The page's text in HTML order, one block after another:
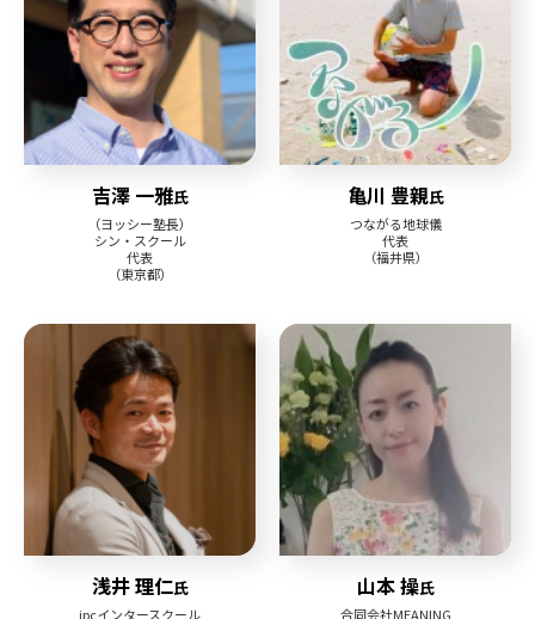
吉澤 一雅氏
（ヨッシー塾長）
シン・スクール
代表
（東京都）
亀川 豊親氏
つながる地球儀
代表
（福井県）
浅井 理仁氏
ipcインタースクール
山本 操氏
合同会社MEANING